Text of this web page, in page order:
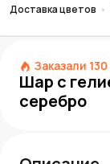
Доставка цветов
Заказали 130
Шар с
серебро